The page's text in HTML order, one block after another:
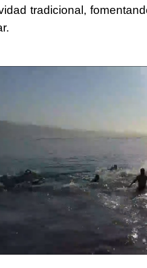
tradicional,